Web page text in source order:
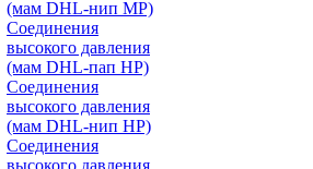
(мам DHL-нип MP)
Соединения
высокого давления
(мам DHL-пап HP)
Соединения
высокого давления
(мам DHL-нип HP)
Соединения
высокого давления